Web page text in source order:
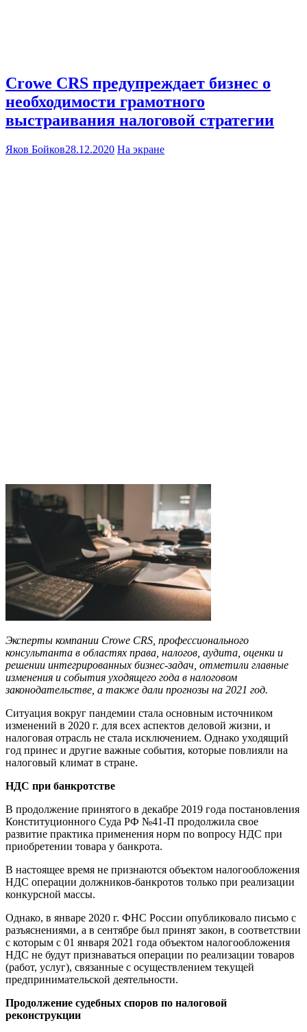
Crowe CRS предупреждает бизнес о
необходимости грамотного
выстраивания налоговой стратегии
Яков Бойков28.12.2020 На экране
Эксперты компании Crowe CRS, профессионального
консультанта в областях права, налогов, аудита, оценки и
решении интегрированных бизнес-задач, отметили главные
изменения и события уходящего года в налоговом
законодательстве, а также дали прогнозы на 2021 год.
Ситуация вокруг пандемии стала основным источником
изменений в 2020 г. для всех аспектов деловой жизни, и
налоговая отрасль не стала исключением. Однако уходящий
год принес и другие важные события, которые повлияли на
налоговый климат в стране.
НДС при банкротстве
В продолжение принятого в декабре 2019 года постановления
Конституционного Суда РФ №41-П продолжила свое
развитие практика применения норм по вопросу НДС при
приобретении товара у банкрота.
В настоящее время не признаются объектом налогообложения
НДС операции должников-банкротов только при реализации
конкурсной массы.
Однако, в январе 2020 г. ФНС России опубликовало письмо с
разъяснениями, а в сентябре был принят закон, в соответствии
с которым с 01 января 2021 года объектом налогообложения
НДС не будут признаваться операции по реализации товаров
(работ, услуг), связанные с осуществлением текущей
предпринимательской деятельности.
Продолжение судебных споров по налоговой
реконструкции